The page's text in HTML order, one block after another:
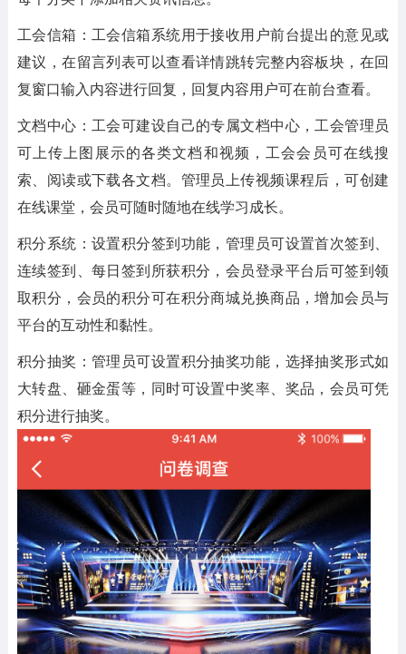
工会信箱：工会信箱系统用于接收用户前台提出的意见或
建议，在留言列表可以查看详情跳转完整内容板块，在回
复窗口输入内容进行回复，回复内容用户可在前台查看。
文档中心：工会可建设自己的专属文档中心，工会管理员
可上传上图展示的各类文档和视频，工会会员可在线搜
索、阅读或下载各文档。管理员上传视频课程后，可创建
在线课堂，会员可随时随地在线学习成长。
积分系统：设置积分签到功能，管理员可设置首次签到、
连续签到、每日签到所获积分，会员登录平台后可签到领
取积分，会员的积分可在积分商城兑换商品，增加会员与
平台的互动性和黏性。
积分抽奖：管理员可设置积分抽奖功能，选择抽奖形式如
大转盘、砸金蛋等，同时可设置中奖率、奖品，会员可凭
积分进行抽奖。